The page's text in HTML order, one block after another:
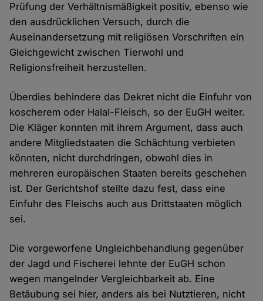
Prüfung der Verhältnismäßigkeit positiv, ebenso wie
den ausdrücklichen Versuch, durch die
Auseinandersetzung mit religiösen Vorschriften ein
Gleichgewicht zwischen Tierwohl und
Religionsfreiheit herzustellen.
Überdies behindere das Dekret nicht die Einfuhr von
koscherem oder Halal-Fleisch, so der EuGH weiter.
Die Kläger konnten mit ihrem Argument, dass auch
andere Mitgliedstaaten die Schächtung verbieten
könnten, nicht durchdringen, obwohl dies in
mehreren europäischen Staaten bereits geschehen
ist. Der Gerichtshof stellte dazu fest, dass eine
Einfuhr des Fleischs auch aus Drittstaaten möglich
sei.
Die vorgeworfene Ungleichbehandlung gegenüber
der Jagd und Fischerei lehnte der EuGH schon
wegen mangelnder Vergleichbarkeit ab. Eine
Betäubung sei hier, anders als bei Nutztieren, nicht